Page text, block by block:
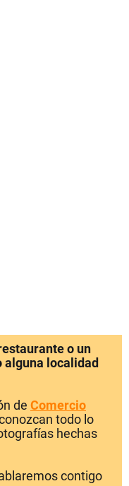
o un
alguna localidad
de Comercio
todo lo
hechas
contigo